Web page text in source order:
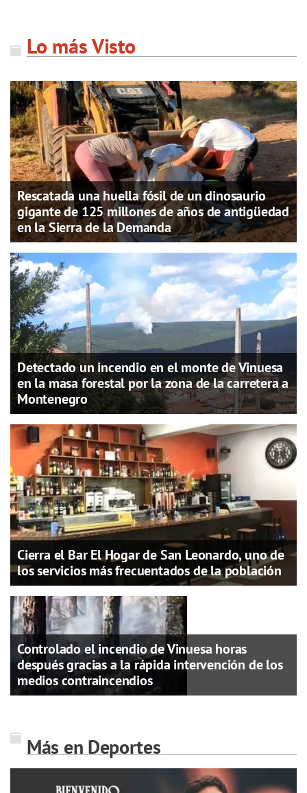
Lo más Visto
Rescatada una huella fósil de un dinosaurio
gigante de 125 millones de años de antigüedad
en la Sierra de la Demanda
Detectado un incendio en el monte de Vinuesa
en la masa forestal por la zona de la carretera a
Montenegro
Cierra el Bar El Hogar de San Leonardo, uno de
los servicios más frecuentados de la población
Controlado el incendio de Vinuesa horas
después gracias a la rápida intervención de los
medios contraincendios
Más en Deportes